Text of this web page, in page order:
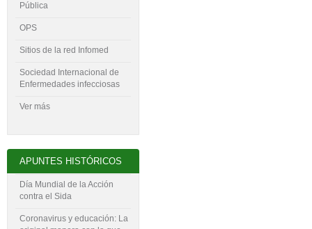
Pública
OPS
Sitios de la red Infomed
Sociedad Internacional de
Enfermedades infecciosas
Ver más
APUNTES HISTÓRICOS
Día Mundial de la Acción
contra el Sida
Coronavirus y educación: La